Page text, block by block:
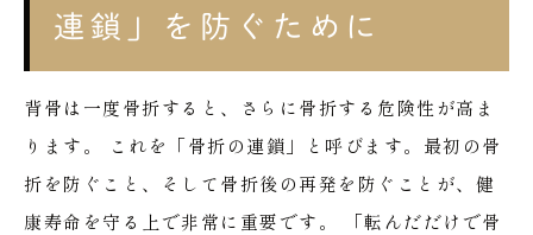
連鎖」を防ぐために
背骨は一度骨折すると、さらに骨折する危険性が高ま
ります。
これを「骨折の連鎖」と呼びます。最初の骨
折を防ぐこと、そして骨折後の再発を防ぐことが、健
康寿命を守る上で非常に重要です。
「転んだだけで骨